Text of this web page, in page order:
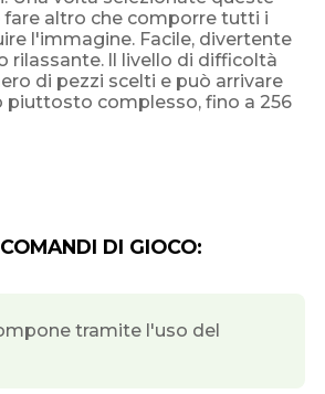
altro che comporre tutti i
l'immagine. Facile, divertente
rilassante. ll livello di difficoltà
di pezzi scelti e può arrivare
piuttosto complesso, fino a 256
COMANDI DI GIOCO:
tramite l'uso del